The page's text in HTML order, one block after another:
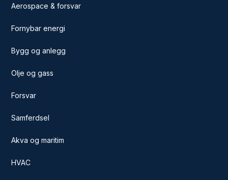
Aerospace & forsvar
Fornybar energi
Bygg og anlegg
Olje og gass
Forsvar
Samferdsel
Akva og maritim
HVAC